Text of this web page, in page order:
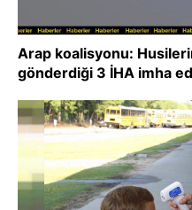
Arap koalisyonu:
gönderdiği 3 İHA imha